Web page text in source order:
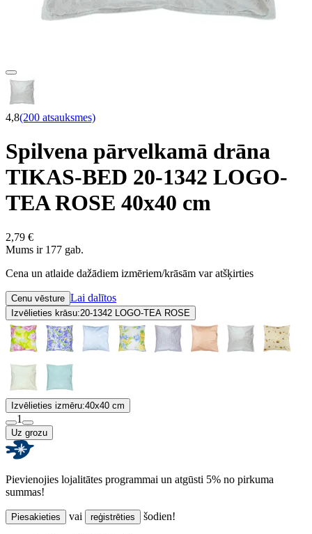
4,8(200 atsauksmes)
Spilvena pārvelkamā drāna
TIKAS-BED 20-1342 LOGO-
TEA ROSE 40x40 cm
2,79 €
Mums ir 177 gab.
Cena un atlaide dažādiem izmēriem/krāsām var atšķirties
Cenu vēsture Lai dalītos
Izvēlieties krāsu:20-1342 LOGO-TEA ROSE
Izvēlieties izmēru:40x40 cm
1
Uz grozu
Pievienojies lojalitātes programmai un atgūsti 5% no pirkuma
summas!
Piesakieties vai reģistrēties šodien!